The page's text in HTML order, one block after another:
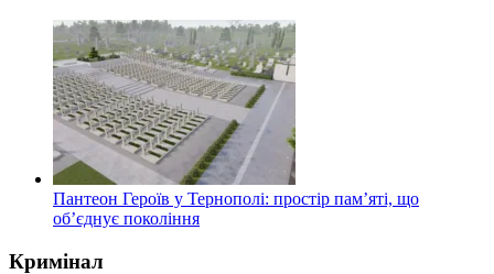
Пантеон Героїв у Тернополі: простір пам’яті, що
об’єднує покоління
Кримінал